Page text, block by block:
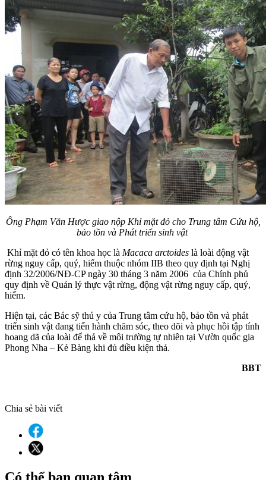
Ông Phạm Văn Hược giao nộp Khỉ mặt đỏ cho Trung tâm Cứu hộ,
bảo tồn và Phát triển sinh vật
Khỉ mặt đỏ có tên khoa học là Macaca arctoides là loài động vật
rừng nguy cấp, quý, hiếm thuộc nhóm IIB theo quy định tại Nghị
định 32/2006/NĐ-CP ngày 30 tháng 3 năm 2006 của Chính phủ
quy định về Quản lý thực vật rừng, động vật rừng nguy cấp, quý,
hiếm.
Hiện tại, các Bác sỹ thú y của Trung tâm cứu hộ, bảo tồn và phát
triển sinh vật đang tiến hành chăm sóc, theo dõi và phục hồi tập tính
hoang dã của loài để thả về môi trường tự nhiên tại Vườn quốc gia
Phong Nha – Kẻ Bàng khi đủ điều kiện thả.
BBT
Chia sẻ bài viết